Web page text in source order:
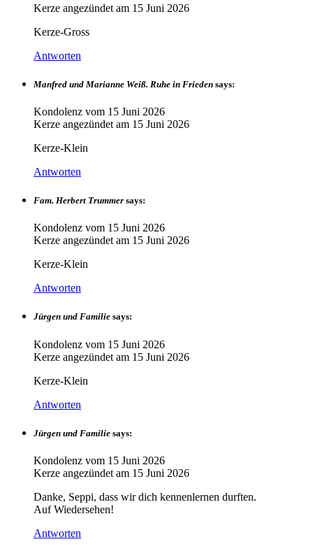
Kerze angezündet am 15 Juni 2026
Kerze-Gross
Antworten
Manfred und Marianne Weiß. Ruhe in Frieden says:
Kondolenz vom 15 Juni 2026
Kerze angezündet am 15 Juni 2026
Kerze-Klein
Antworten
Fam. Herbert Trummer says:
Kondolenz vom 15 Juni 2026
Kerze angezündet am 15 Juni 2026
Kerze-Klein
Antworten
Jürgen und Familie says:
Kondolenz vom 15 Juni 2026
Kerze angezündet am 15 Juni 2026
Kerze-Klein
Antworten
Jürgen und Familie says:
Kondolenz vom 15 Juni 2026
Kerze angezündet am 15 Juni 2026
Danke, Seppi, dass wir dich kennenlernen durften.
Auf Wiedersehen!
Antworten